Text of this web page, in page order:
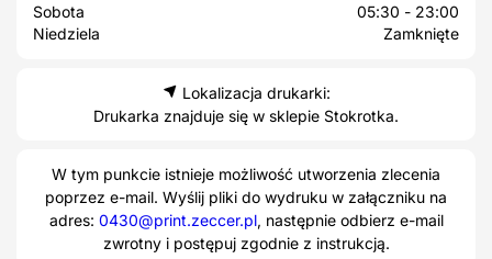
Sobota
05:30 - 23:00
Niedziela
Zamknięte
Lokalizacja drukarki:
Drukarka znajduje się w sklepie Stokrotka.
W tym punkcie istnieje możliwość utworzenia zlecenia
poprzez e-mail. Wyślij pliki do wydruku w załączniku na
adres: 0430@print.zeccer.pl, następnie odbierz e-mail
zwrotny i postępuj zgodnie z instrukcją.